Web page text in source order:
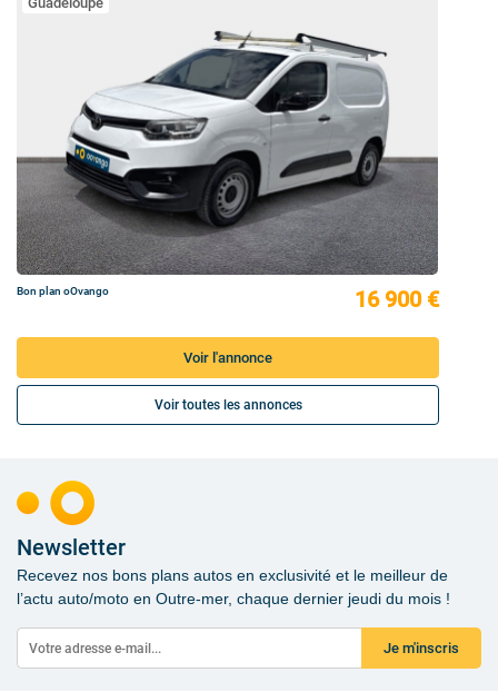
Bon plan oOvango 16 900 €
Voir l'annonce
Voir toutes les annonces
Newsletter
Recevez nos bons plans autos en exclusivité et le meilleur de
l’actu auto/moto en Outre-mer, chaque dernier jeudi du mois !
Je m'inscris